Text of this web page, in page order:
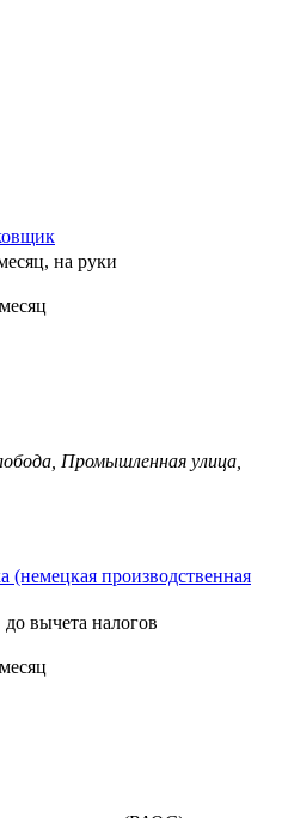
на руки
Промышленная улица,
(немецкая производственная
до вычета налогов